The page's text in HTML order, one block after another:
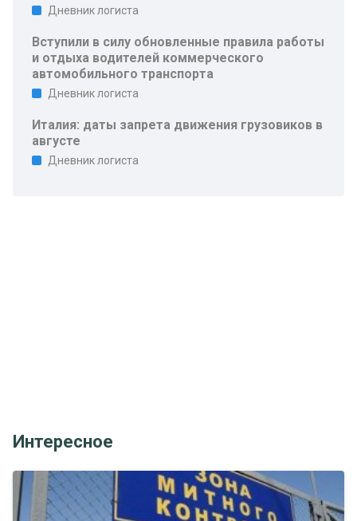
Дневник логиста
Вступили в силу обновленные правила работы
и отдыха водителей коммерческого
автомобильного транспорта
Дневник логиста
Италия: даты запрета движения грузовиков в
августе
Дневник логиста
Интересное